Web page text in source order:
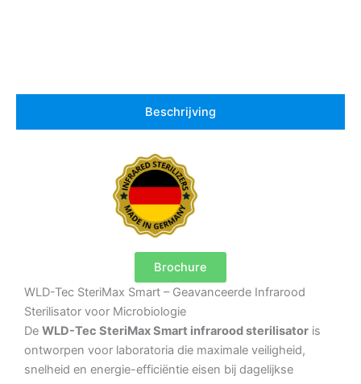
Beschrijving
Brochure
WLD-Tec SteriMax Smart – Geavanceerde Infrarood
Sterilisator voor Microbiologie
De WLD-Tec SteriMax Smart infrarood sterilisator is
ontworpen voor laboratoria die maximale veiligheid,
snelheid en energie-efficiëntie eisen bij dagelijkse